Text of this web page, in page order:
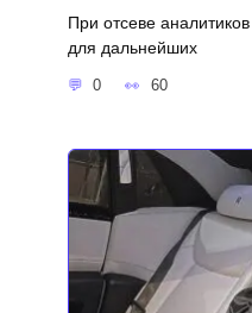
При отсеве
для дальнейших
0 60